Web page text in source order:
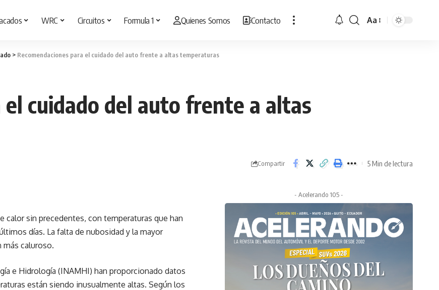
WRC Circuitos Formula 1 Quienes Somos Contacto
Cambiar
Aa
> Recomendaciones para el cuidado del auto frente a altas temperaturas
el cuidado del auto frente a altas
Compartir 5 Min de lectura
calor sin precedentes, con temperaturas que han
días. La falta de nubosidad y la mayor
más caluroso.
e Hidrología (INAMHI) han proporcionado datos
están siendo inusualmente altas. Según los
- Acelerando 105 -